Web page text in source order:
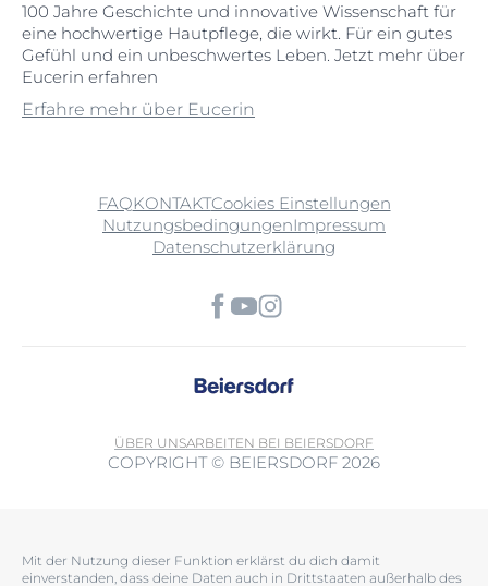
100 Jahre Geschichte und innovative Wissenschaft für
eine hochwertige Hautpflege, die wirkt. Für ein gutes
Gefühl und ein unbeschwertes Leben. Jetzt mehr über
Eucerin erfahren
Erfahre mehr über Eucerin
FAQKONTAKTCookies Einstellungen
NutzungsbedingungenImpressum
Datenschutzerklärung
ÜBER UNSARBEITEN BEI BEIERSDORF
COPYRIGHT © BEIERSDORF 2026
Mit der Nutzung dieser Funktion erklärst du dich damit
einverstanden, dass deine Daten auch in Drittstaaten außerhalb des